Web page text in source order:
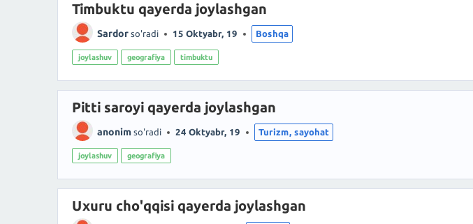
Timbuktu qayerda joylashgan
Sardor so'radi 15 Oktyabr, 19 Boshqa
joylashuv geografiya timbuktu
Pitti saroyi qayerda joylashgan
anonim so'radi 24 Oktyabr, 19 Turizm, sayohat
joylashuv geografiya
Uxuru cho'qqisi qayerda joylashgan